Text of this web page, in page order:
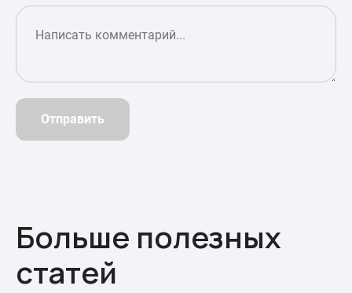
Отправить
Больше полезных
статей